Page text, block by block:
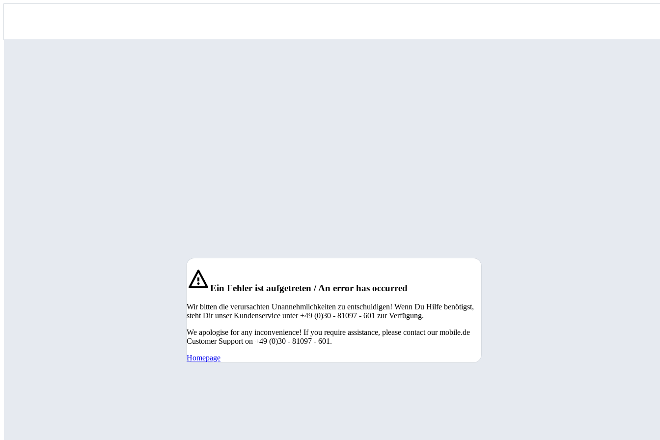
Ein Fehler ist aufgetreten / An error has occurred
Wir bitten die verursachten Unannehmlichkeiten zu entschuldigen! Wenn Du Hilfe benötigst,
steht Dir unser Kundenservice unter +49 (0)30 - 81097 - 601 zur Verfügung.
We apologise for any inconvenience! If you require assistance, please contact our mobile.de
Customer Support on +49 (0)30 - 81097 - 601.
Homepage